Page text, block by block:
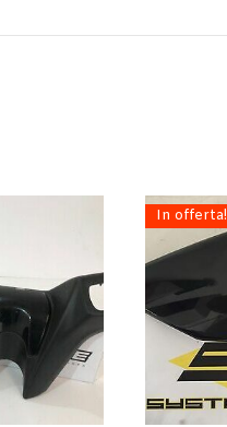
In offerta!